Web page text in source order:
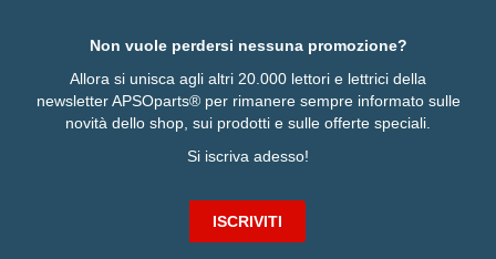
Non vuole perdersi nessuna promozione?
Allora si unisca agli altri 20.000 lettori e lettrici della
newsletter APSOparts® per rimanere sempre informato sulle
novità dello shop, sui prodotti e sulle offerte speciali.
Si iscriva adesso!
ISCRIVITI